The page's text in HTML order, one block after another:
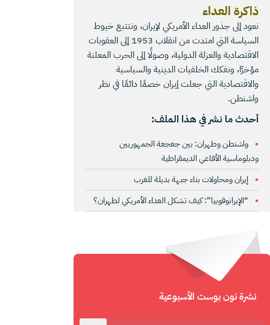
ذاكرة العداء
نعود إلى جذور العداء الأمريكي لإيران، ونتتبع خيوط
السياسة التي امتدت من انقلاب 1953 إلى العقوبات
الاقتصادية والعزلة الدولية، وصولًا إلى الحرب المعلنة
مؤخرًا، ونفكك الخلفيات الدينية والسياسية
والاقتصادية التي جعلت إيران خصمًا دائمًا في نظر
واشنطن.
أحدث ما نشر في هذا الملف:
واشنطن وطهران: بين جعجعة الجمهوريين
ودبلوماسية الأفاعي الديمقراطية
إيران ومحاولات بناء جبهة بديلة للغرب
“الإيرانوفوبيا”: كيف تشكل العداء الأمريكي لطهران؟
نشرة نون بوست الأسبوعية